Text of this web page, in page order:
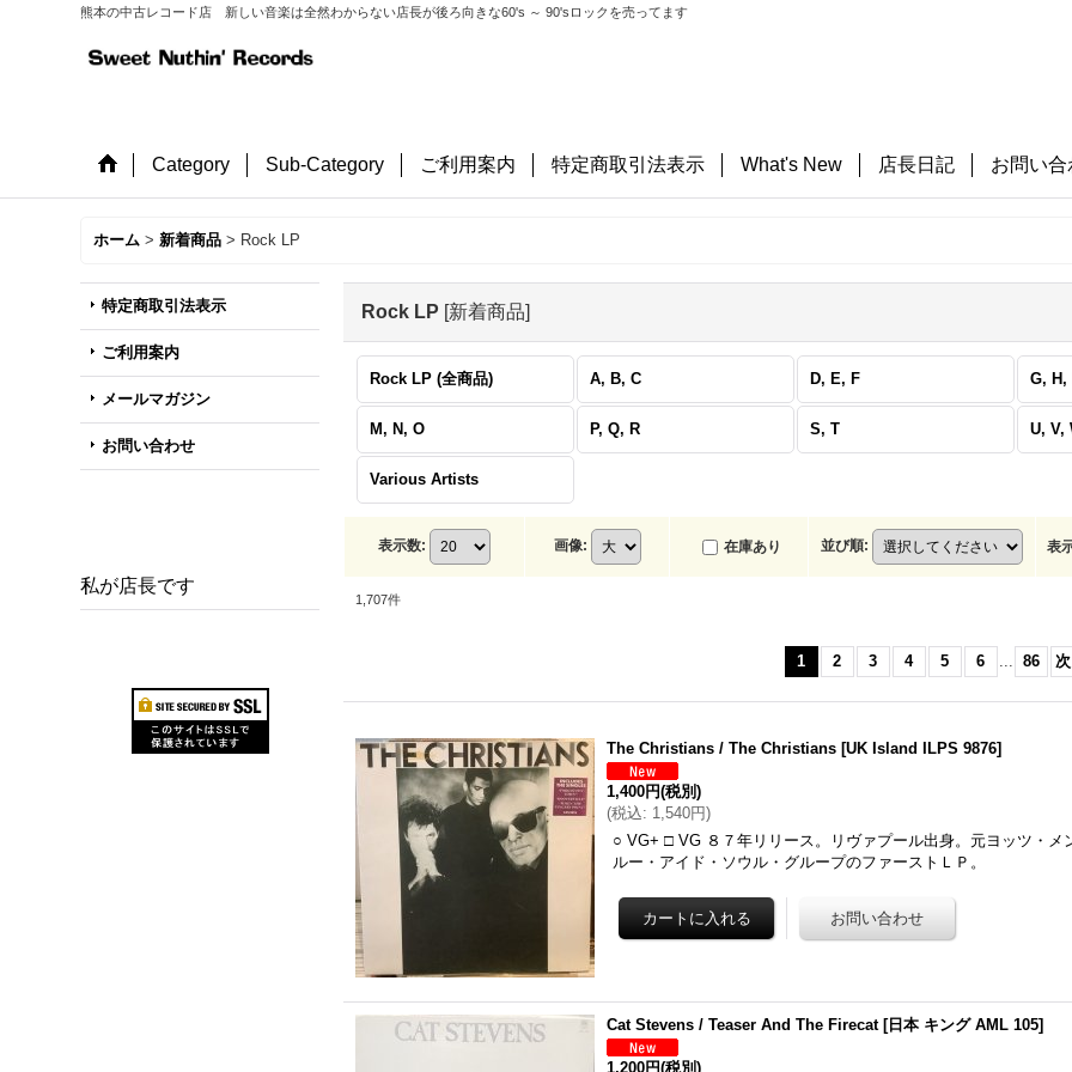
熊本の中古レコード店 新しい音楽は全然わからない店長が後ろ向きな60's ～ 90'sロックを売ってます
Category Sub-Category ご利用案内 特定商取引法表示 What's New 店長日記 お問い合
ホーム > 新着商品 > Rock LP
特定商取引法表示
ご利用案内
メールマガジン
お問い合わせ
私が店長です
Rock LP [新着商品]
Rock LP (全商品) A, B, C D, E, F G, H, I
M, N, O P, Q, R S, T U, V,
Various Artists
表示数: 画像: 在庫あり 並び順: 表
1,707件
1 2 3 4 5 6 ... 86 次
The Christians / The Christians [UK Island ILPS 9876]
1,400円(税別)
(税込: 1,540円)
○ VG+ □ VG ８７年リリース。リヴァプール出身。元ヨッツ・メ
ルー・アイド・ソウル・グループのファーストＬＰ。
Cat Stevens / Teaser And The Firecat [日本 キング AML 105]
1,200円(税別)